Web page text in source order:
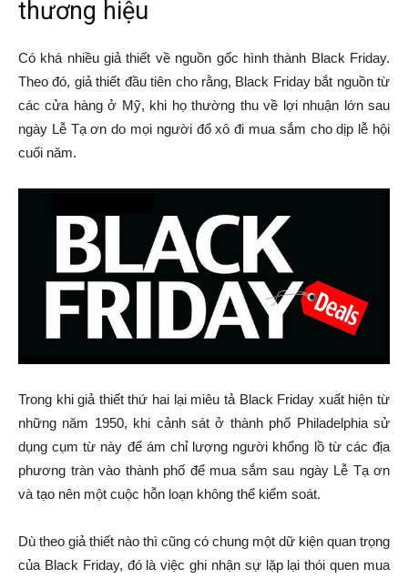
thương hiệu
Có khá nhiều giả thiết về nguồn gốc hình thành Black Friday.
Theo đó, giả thiết đầu tiên cho rằng, Black Friday bắt nguồn từ
các cửa hàng ở Mỹ, khi họ thường thu về lợi nhuận lớn sau
ngày Lễ Tạ ơn do mọi người đổ xô đi mua sắm cho dịp lễ hội
cuối năm.
Trong khi giả thiết thứ hai lại miêu tả Black Friday xuất hiện từ
những năm 1950, khi cảnh sát ở thành phố Philadelphia sử
dụng cụm từ này để ám chỉ lượng người khổng lồ từ các địa
phương tràn vào thành phố để mua sắm sau ngày Lễ Tạ ơn
và tạo nên một cuộc hỗn loạn không thể kiểm soát.
Dù theo giả thiết nào thì cũng có chung một dữ kiện quan trọng
của Black Friday, đó là việc ghi nhận sự lặp lại thói quen mua